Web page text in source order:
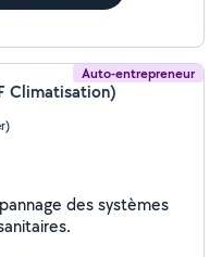
Auto-entrepreneur
Climatisation)
des systèmes